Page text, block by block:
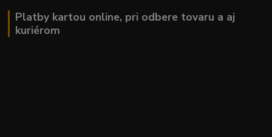
Platby kartou online, pri odbere tovaru a aj
kuriérom